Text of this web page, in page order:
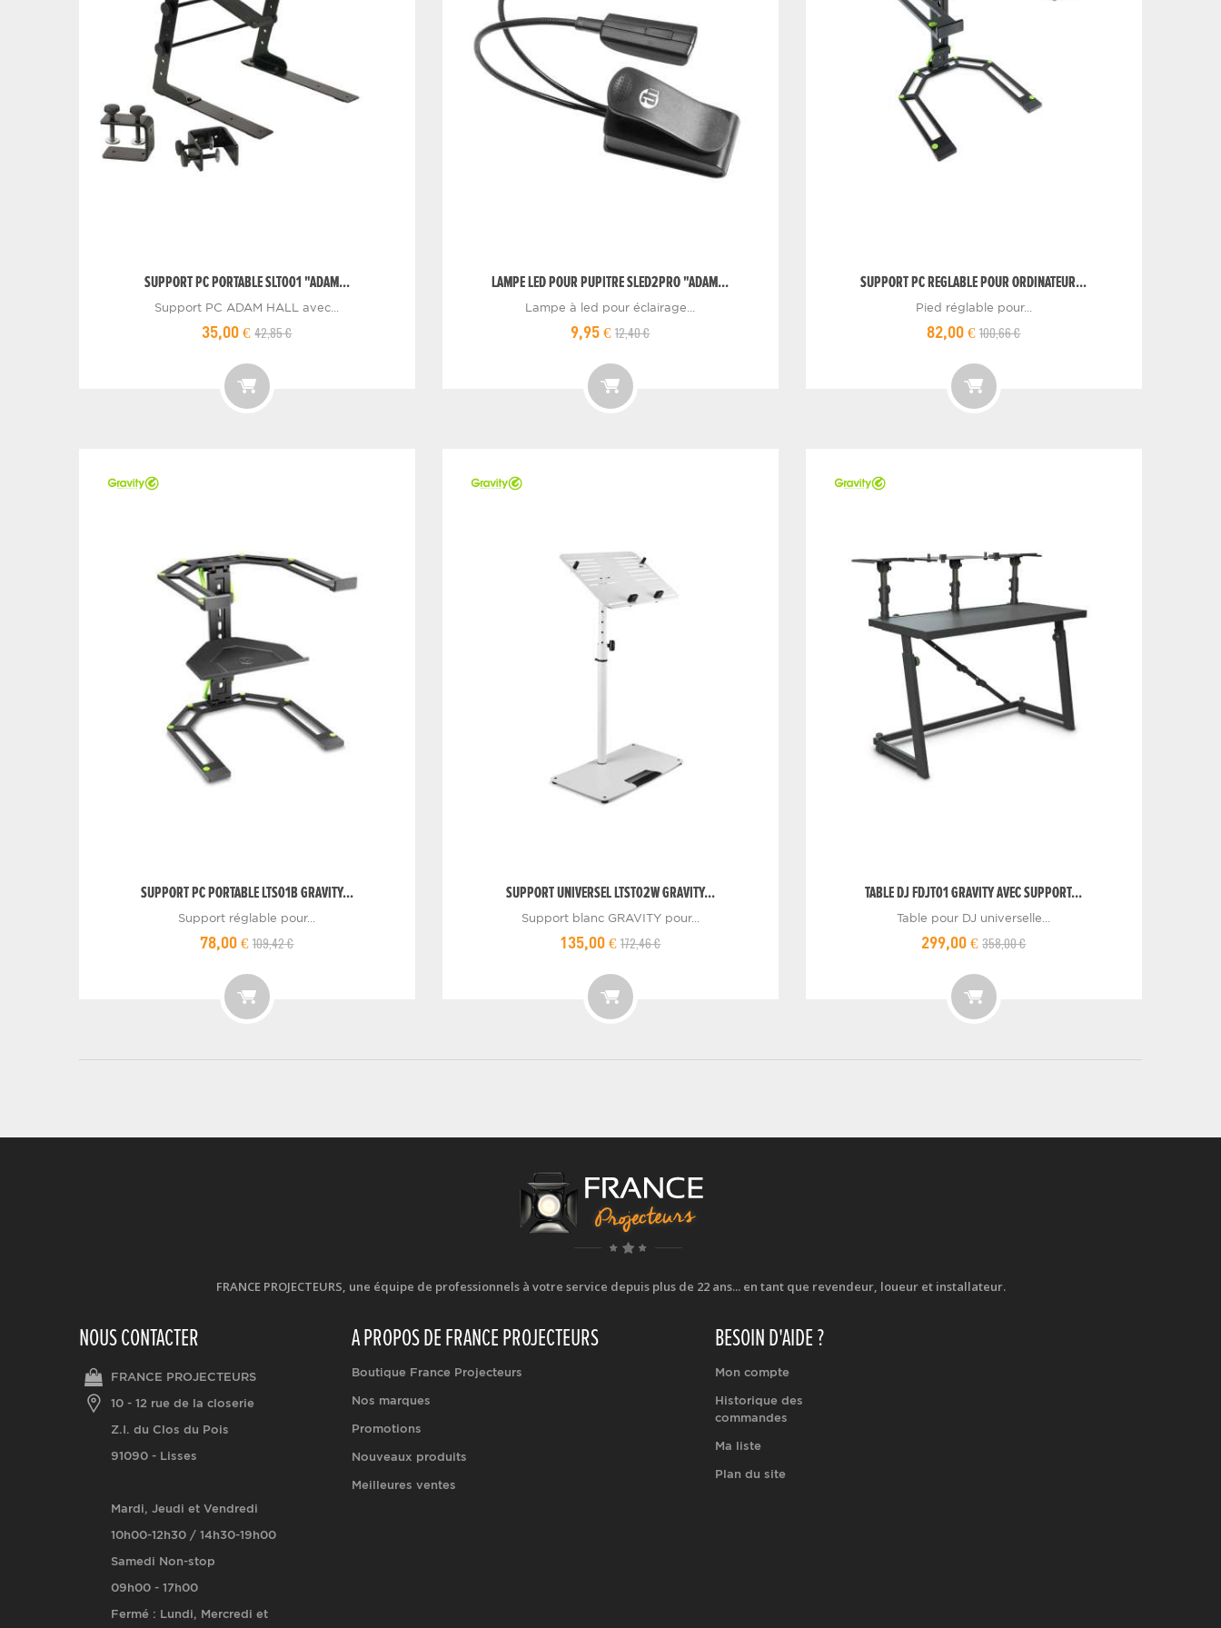
SUPPORT PC PORTABLE SLT001 "ADAM...
Support PC ADAM HALL avec...
35,00 €42,85 €
LAMPE LED POUR PUPITRE SLED2PRO "ADAM...
Lampe à led pour éclairage...
9,95 €12,40 €
SUPPORT PC REGLABLE POUR ORDINATEUR...
Pied réglable pour...
82,00 €100,66 €
SUPPORT PC PORTABLE LTS01B GRAVITY...
Support réglable pour...
78,00 €109,42 €
SUPPORT UNIVERSEL LTST02W GRAVITY...
Support blanc GRAVITY pour...
135,00 €172,46 €
TABLE DJ FDJT01 GRAVITY AVEC SUPPORT...
Table pour DJ universelle...
299,00 €358,00 €
FRANCE PROJECTEURS, une équipe de professionnels à votre service depuis plus de 22 ans... en tant que revendeur, loueur et installateur.
NOUS CONTACTER
FRANCE PROJECTEURS
10 - 12 rue de la closerie
Z.I. du Clos du Pois
91090 - Lisses
Mardi, Jeudi et Vendredi
10h00-12h30 / 14h30-19h00
Samedi Non-stop
09h00 - 17h00
Fermé : Lundi, Mercredi et
A PROPOS DE FRANCE PROJECTEURS
Boutique France Projecteurs
Nos marques
Promotions
Nouveaux produits
Meilleures ventes
BESOIN D'AIDE ?
Mon compte
Historique des
commandes
Ma liste
Plan du site